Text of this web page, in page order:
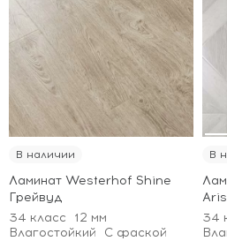
В наличии
Ламинат Westerhof Shine
Грейвуд
34 класс
12 мм
Влагостойкий
С фаской
В
34